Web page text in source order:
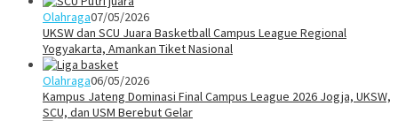
Olahraga07/05/2026
UKSW dan SCU Juara Basketball Campus League Regional
Yogyakarta, Amankan Tiket Nasional
Olahraga06/05/2026
Kampus Jateng Dominasi Final Campus League 2026 Jogja, UKSW,
SCU, dan USM Berebut Gelar